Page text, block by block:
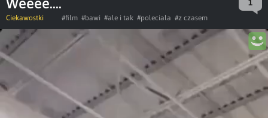
Weeee.... 1
Ciekawostki #film #bawi #ale i tak #poleciala #z czasem